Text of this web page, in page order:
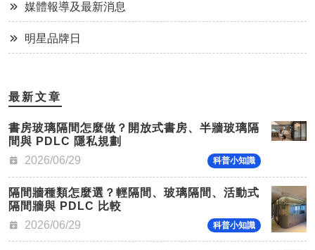
媒體報導及最新消息
明星品牌日
最新文章
書房玻璃隔間怎麼做？開放式書房、半牆玻璃隔
間與 PDLC 隱私規劃
2026/06/29
科普小知識
隔間牆種類怎麼選？輕隔間、玻璃隔間、活動式
隔間牆與 PDLC 比較
2026/06/29
科普小知識